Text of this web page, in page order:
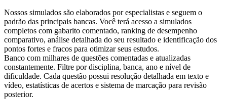
Nossos simulados são elaborados por especialistas e seguem o
padrão das principais bancas. Você terá acesso a simulados
completos com gabarito comentado, ranking de desempenho
comparativo, análise detalhada do seu resultado e identificação dos
pontos fortes e fracos para otimizar seus estudos.
Banco com milhares de questões comentadas e atualizadas
constantemente. Filtre por disciplina, banca, ano e nível de
dificuldade. Cada questão possui resolução detalhada em texto e
vídeo, estatísticas de acertos e sistema de marcação para revisão
posterior.